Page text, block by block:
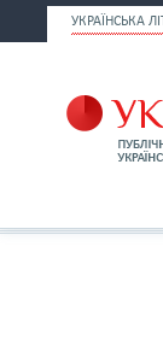
УКРАЇНСЬКА